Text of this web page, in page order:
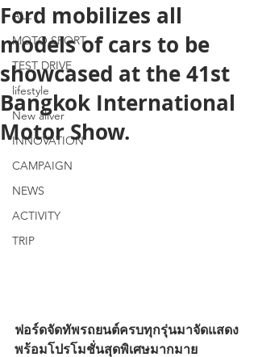
ALL
MOTO SPORT
TEST DRIVE
lifestyle
New aliver
INNOVATION
CAMPAIGN
NEWS
ACTIVITY
TRIP
Ford mobilizes all
models of cars to be
showcased at the 41st
Bangkok International
Motor Show.
ฟอร์ดจัดทัพรถยนต์ครบทุกรุ่นมาจัดแสดง
พร้อมโปรโมชั่นสุดพิเศษมากมาย